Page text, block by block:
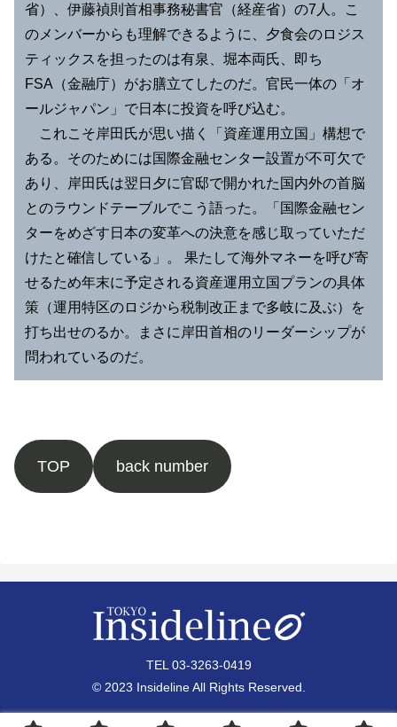
省）、伊藤禎則首相事務秘書官（経産省）の7人。こ
のメンバーからも理解できるように、夕食会のロジス
ティックスを担ったのは有泉、堀本両氏、即ち
FSA（金融庁）がお膳立てしたのだ。官民一体の「オ
ールジャパン」で日本に投資を呼び込む。
これこそ岸田氏が思い描く「資産運用立国」構想で
ある。そのためには国際金融センター設置が不可欠で
あり、岸田氏は翌日夕に官邸で開かれた国内外の首脳
とのラウンドテーブルでこう語った。「国際金融セン
ターをめざす日本の変革への決意を感じ取っていただ
けたと確信している」。 果たして海外マネーを呼び寄
せるため年末に予定される資産運用立国プランの具体
策（運用特区のロジから税制改正まで多岐に及ぶ）を
打ち出せのるか。まさに岸田首相のリーダーシップが
問われているのだ。
TOP back number
TEL 03-3263-0419
© 2023 Insideline All Rights Reserved.